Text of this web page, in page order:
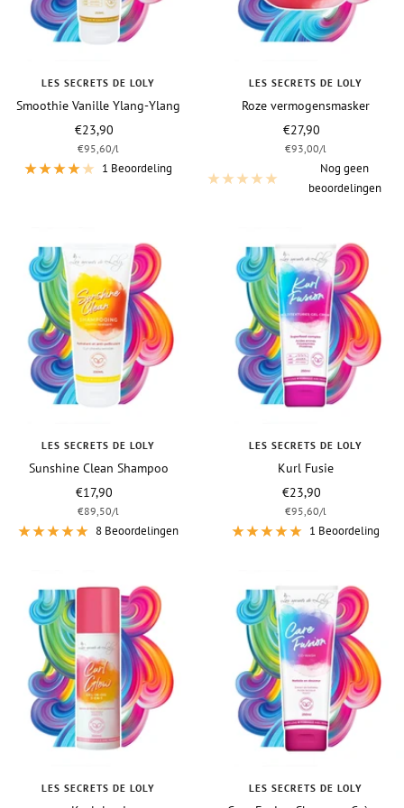
LES SECRETS DE LOLY
Smoothie Vanille Ylang-Ylang
Vraagprijs
€23,90
€95,60/l
1 Beoordeling
LES SECRETS DE LOLY
Roze vermogensmasker
Vraagprijs
€27,90
€93,00/l
Nog geen
beoordelingen
LES SECRETS DE LOLY
Sunshine Clean Shampoo
Vraagprijs
€17,90
€89,50/l
8 Beoordelingen
LES SECRETS DE LOLY
Kurl Fusie
Vraagprijs
€23,90
€95,60/l
1 Beoordeling
LES SECRETS DE LOLY LES SECRETS DE LOLY